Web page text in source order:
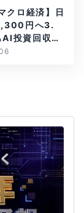
クロ経済】日
円へ3.
投資回収懸